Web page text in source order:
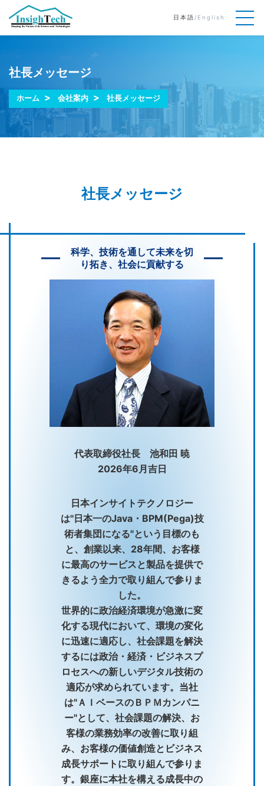
日本語 / English
社長メッセージ
ホーム 会社案内 社長メッセージ
社長メッセージ
科学、技術を通して未来を切
り拓き、社会に貢献する
代表取締役社長 池和田 暁
2026年6月吉日
日本インサイトテクノロジー
は"日本一のJava・BPM(Pega)技
術者集団になる"という目標のも
と、創業以来、28年間、お客様
に最高のサービスと製品を提供で
きるよう全力で取り組んで参りま
した。
世界的に政治経済環境が急激に変
化する現代において、環境の変化
に迅速に適応し、社会課題を解決
するには政治・経済・ビジネスプ
ロセスへの新しいデジタル技術の
適応が求められています。当社
は"ＡＩベースのＢＰＭカンパニ
ー"として、社会課題の解決、お
客様の業務効率の改善に取り組
み、お客様の価値創造とビジネス
成長サポートに取り組んで参りま
す。銀座に本社を構える成長中の